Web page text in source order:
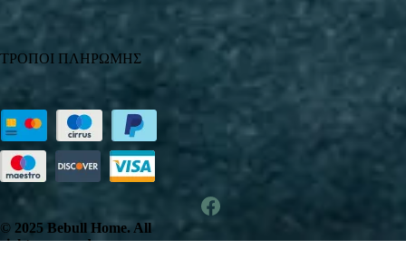
ΤΡΟΠΟΙ ΠΛΗΡΩΜΗΣ
© 2025 Bebull Home. All
rights reserved